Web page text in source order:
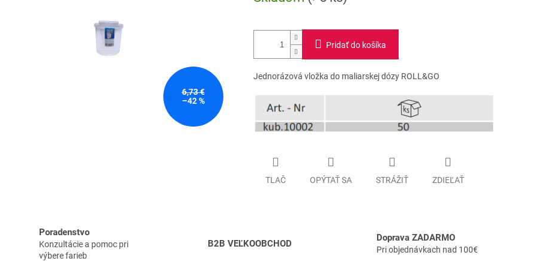
6,73 €
–42 %
Pridať do košíka
Jednorázová vložka do maliarskej dózy ROLL&GO
TLAČ OPÝTAŤ SA STRÁŽIŤ ZDIEĽAŤ
Poradenstvo
Konzultácie a pomoc pri
výbere farieb
B2B VEĽKOOBCHOD
Doprava ZADARMO
Pri objednávkach nad 100€